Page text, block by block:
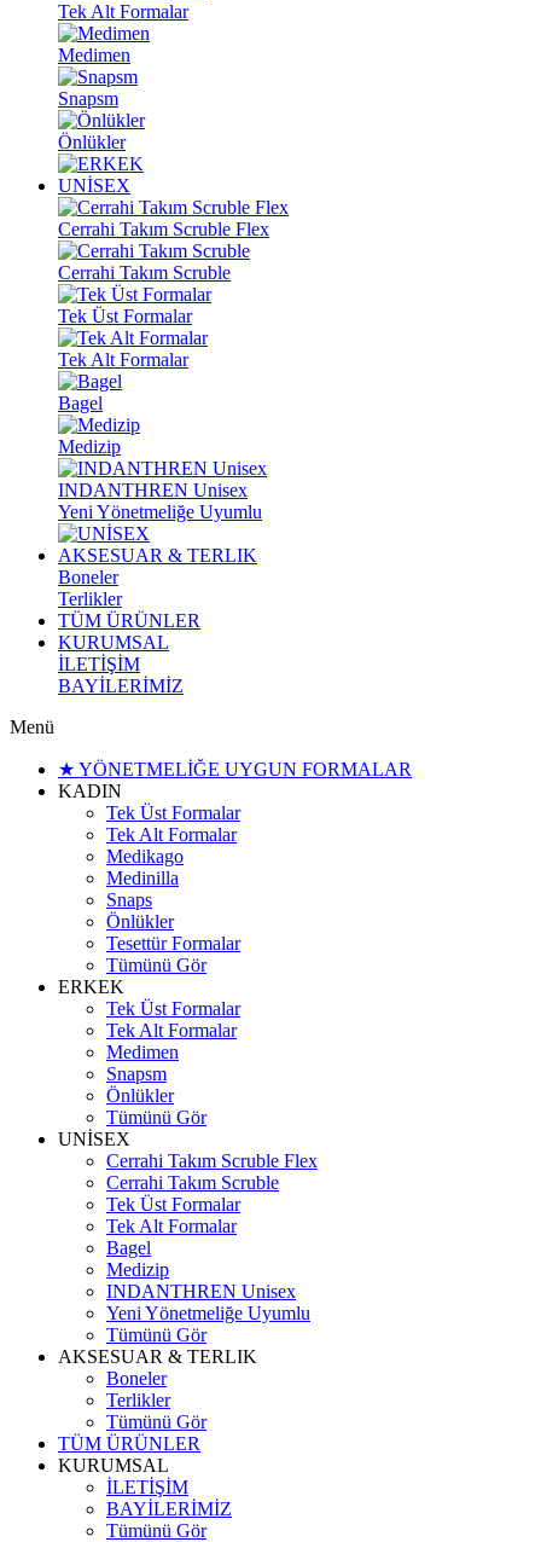
Tek Alt Formalar
Medimen
Snapsm
Önlükler
UNİSEX
Cerrahi Takım Scruble Flex
Cerrahi Takım Scruble
Tek Üst Formalar
Tek Alt Formalar
Bagel
Medizip
INDANTHREN Unisex
Yeni Yönetmeliğe Uyumlu
AKSESUAR & TERLIK
Boneler
Terlikler
TÜM ÜRÜNLER
KURUMSAL
İLETİŞİM
BAYİLERİMİZ
Menü
★ YÖNETMELİĞE UYGUN FORMALAR
KADIN
Tek Üst Formalar
Tek Alt Formalar
Medikago
Medinilla
Snaps
Önlükler
Tesettür Formalar
Tümünü Gör
ERKEK
Tek Üst Formalar
Tek Alt Formalar
Medimen
Snapsm
Önlükler
Tümünü Gör
UNİSEX
Cerrahi Takım Scruble Flex
Cerrahi Takım Scruble
Tek Üst Formalar
Tek Alt Formalar
Bagel
Medizip
INDANTHREN Unisex
Yeni Yönetmeliğe Uyumlu
Tümünü Gör
AKSESUAR & TERLIK
Boneler
Terlikler
Tümünü Gör
TÜM ÜRÜNLER
KURUMSAL
İLETİŞİM
BAYİLERİMİZ
Tümünü Gör